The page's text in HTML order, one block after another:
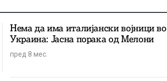
Нема да има италијански војници во
Украина: Јасна порака од Мелони
пред 8 мес.